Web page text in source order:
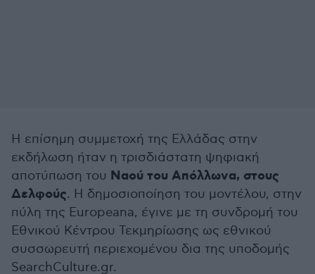
Η επίσημη συμμετοχή της Ελλάδας στην
εκδήλωση ήταν η τρισδιάστατη ψηφιακή
αποτύπωση του Ναού του Απόλλωνα, στους
Δελφούς. Η δημοσιοποίηση του μοντέλου, στην
πύλη της Europeana, έγινε με τη συνδρομή του
Εθνικού Κέντρου Τεκμηρίωσης ως εθνικού
συσσωρευτή περιεχομένου δια της υποδομής
SearchCulture.gr.